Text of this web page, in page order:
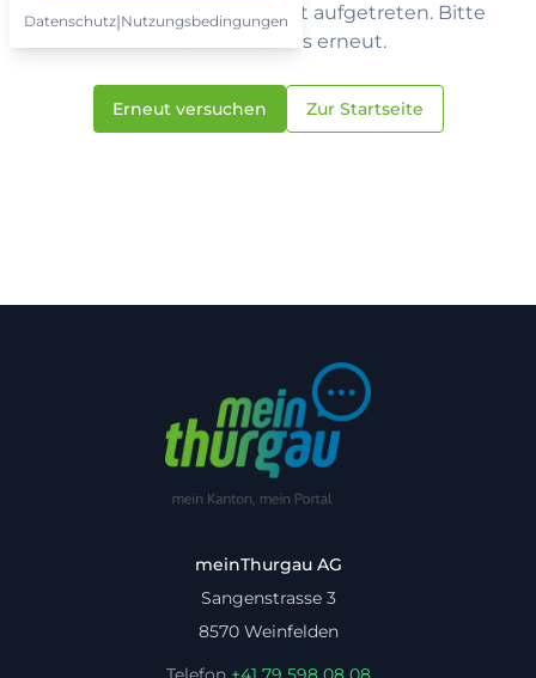
Ein unerwarteter Fehler ist aufgetreten. Bitte
versuchen Sie es erneut.
Erneut versuchen Zur Startseite
meinThurgau AG
Sangenstrasse 3
8570 Weinfelden
Datenschutz|Nutzungsbedingungen